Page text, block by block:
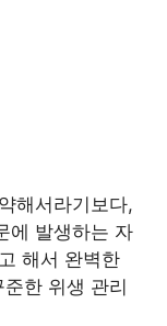
해서라기보다,
에 발생하는 자
해서 완벽한
한 위생 관리